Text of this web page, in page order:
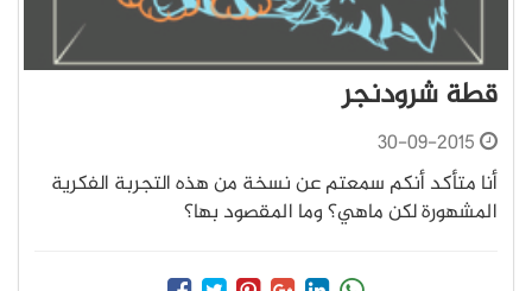
قطة شرودنجر
30-09-2015
أنا متأكد أنكم سمعتم عن نسخة من هذه التجربة الفكرية
المشهورة لكن ماهي؟ وما المقصود بها؟